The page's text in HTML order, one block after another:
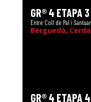
GR® 4 ETAPA 3
Entre Coll de Pal i
Berguedà,
GR® 4 ETAPA 4